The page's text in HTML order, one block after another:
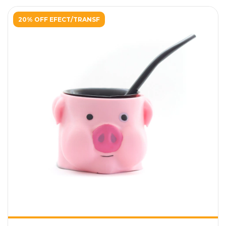
20% OFF EFECT/TRANSF